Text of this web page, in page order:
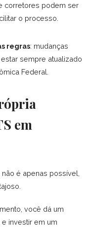
corretores podem ser
o processo.
regras: mudanças
sempre atualizado
Federal.
em
é apenas possível,
você dá um
investir em um